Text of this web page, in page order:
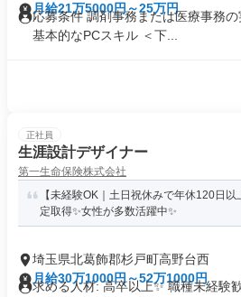
月給21万5000円～25万円
応募条件 調剤事務または医療事務
基本的なPCスキル ＜下...
正社員
生涯設計デザイナー
第一生命保険株式会社
【未経験OK｜土日祝休みで年休120日
定取得✨女性が多数活躍中✨
埼玉県北葛飾郡杉戸町高野台西
月給30万1000円～52万1000円
求める人材: 高卒以上✨ 職種未経験